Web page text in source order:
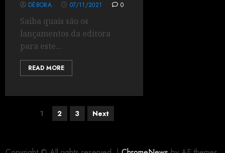
DÉBORA 07/11/2021 0
Saiba quais são os
lançamentos da editora
para este...
READ MORE
1 2 3 Next